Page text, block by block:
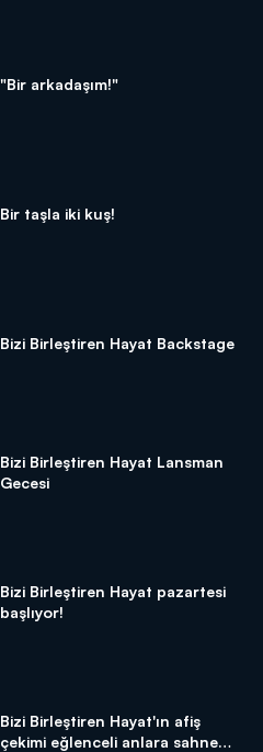
"Bir arkadaşım!"
Bir taşla iki kuş!
Bizi Birleştiren Hayat Backstage
Bizi Birleştiren Hayat Lansman
Gecesi
Bizi Birleştiren Hayat pazartesi
başlıyor!
Bizi Birleştiren Hayat'ın afiş
çekimi eğlenceli anlara sahne